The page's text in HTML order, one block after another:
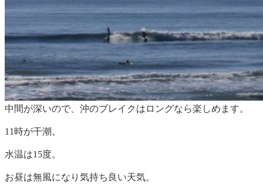
中間が深いので、沖のブレイクはロングなら楽しめます。
11時が干潮。
水温は15度。
お昼は無風になり気持ち良い天気。